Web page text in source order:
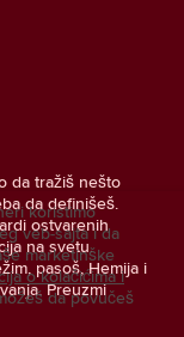
da tražiš nešto
da definišeš.
ostvarenih
na svetu.
pasoš, Hemija i
Preuzmi
koristimo
veb-sajta i da
marketinške
o kolačićima i
da povučeš